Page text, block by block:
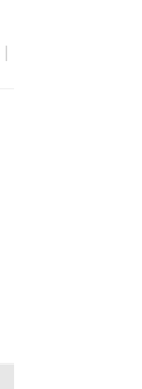
|